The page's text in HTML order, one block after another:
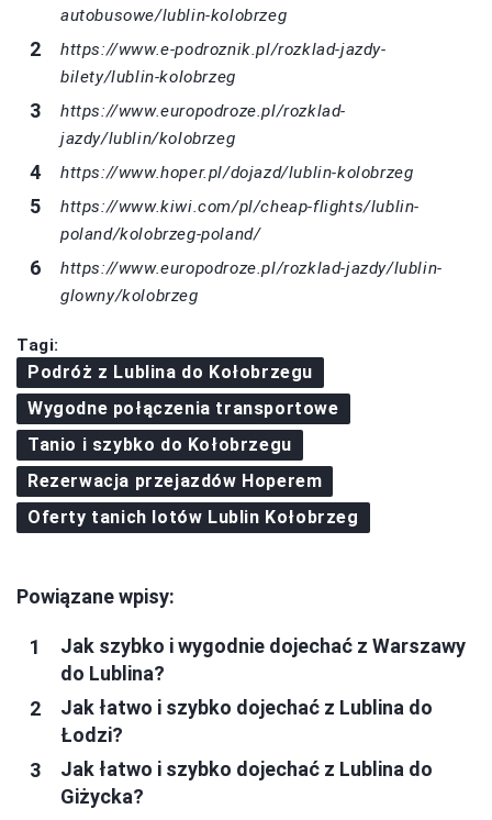
autobusowe/lublin-kolobrzeg
https://www.e-podroznik.pl/rozklad-jazdy-
bilety/lublin-kolobrzeg
https://www.europodroze.pl/rozklad-
jazdy/lublin/kolobrzeg
https://www.hoper.pl/dojazd/lublin-kolobrzeg
https://www.kiwi.com/pl/cheap-flights/lublin-
poland/kolobrzeg-poland/
https://www.europodroze.pl/rozklad-jazdy/lublin-
glowny/kolobrzeg
Tagi:
Podróż z Lublina do Kołobrzegu
Wygodne połączenia transportowe
Tanio i szybko do Kołobrzegu
Rezerwacja przejazdów Hoperem
Oferty tanich lotów Lublin Kołobrzeg
Powiązane wpisy:
Jak szybko i wygodnie dojechać z Warszawy
do Lublina?
Jak łatwo i szybko dojechać z Lublina do
Łodzi?
Jak łatwo i szybko dojechać z Lublina do
Giżycka?